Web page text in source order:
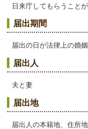
日来庁してもらうことが
届出期間
届出の日が法律上の婚姻
届出人
夫と妻
届出地
届出人の本籍地、住所